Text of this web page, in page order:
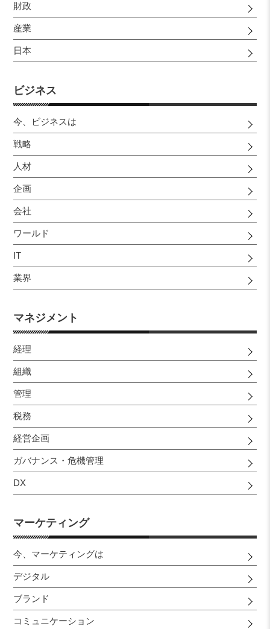
財政
産業
日本
ビジネス
今、ビジネスは
戦略
人材
企画
会社
ワールド
IT
業界
マネジメント
経理
組織
管理
税務
経営企画
ガバナンス・危機管理
DX
マーケティング
今、マーケティングは
デジタル
ブランド
コミュニケーション